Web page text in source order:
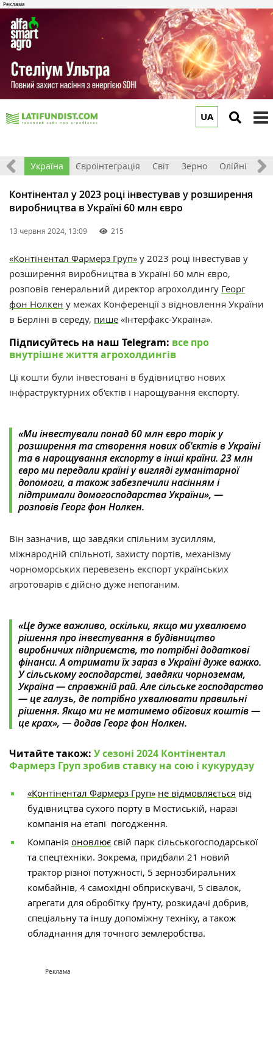
UA
Все Україна Євроінтеграція Світ Зерно Олійні
Контінентал у 2023 році інвестував у розширення
виробництва в Україні 60 млн євро
13 червня 2024, 13:09 215
«Контінентал Фармерз Груп» у 2023 році інвестував у
розширення виробництва в Україні 60 млн євро,
розповів генеральний директор агрохолдингу Георг
фон Нолкен у межах Конференції з відновлення України
в Берліні в середу, пише «Інтерфакс-Україна».
Підписуйтесь на наш Telegram: все про
внутрішнє життя агрохолдингів
Ці кошти були інвестовані в будівництво нових
інфраструктурних об'єктів і нарощування експорту.
«Ми інвестували понад 60 млн євро торік у
розширення та створення нових об'єктів в Україні
та в нарощування експорту в інші країни. 23 млн
євро ми передали країні у вигляді гуманітарної
допомоги, а також забезпечили насінням і
підтримали домогосподарства України», —
розповівГеорг фон Нолкен.
Він зазначив, що завдяки спільним зусиллям,
міжнародній спільноті, захисту портів, механізму
чорноморських перевезень експорт українських
агротоварів є дійсно дуже непоганим.
«Це дуже важливо, оскільки, якщо ми ухвалюємо
рішення про інвестування в будівництво
виробничих підприємств, то потрібні додаткові
фінанси. А отримати їх зараз в Україні дуже важко.
У сільському господарстві, завдяки чорноземам,
Україна — справжній рай. Але сільське господарство
— це галузь, де потрібно ухвалювати правильні
рішення. Якщо ми не матимемо обігових коштів —
це крах», — додав Георг фон Нолкен.
Читайте також: У сезоні 2024 Контінентал
Фармерз Груп зробив ставку на сою і кукурудзу
«Контінентал Фармерз Груп» не відмовляється від
будівництва сухого порту в Мостиській, наразі
компанія на етапі погодження.
Компанія оновлює свій парк сільськогосподарської
та спецтехніки. Зокрема, придбали 21 новий
трактор різної потужності, 5 зернозбиральних
комбайнів, 4 самохідні обприскувачі, 5 сівалок,
агрегати для обробітку ґрунту, розкидачі добрив,
спеціальну та іншу допоміжну техніку, а також
обладнання для точного землеробства.
Реклама